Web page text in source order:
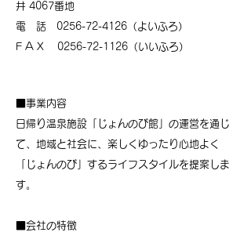
井 4067番地
電 話 0256-72-4126 （よいふろ）
F A X 0256-72-1126 （いいふろ）
■事業内容
日帰り温泉施設「じょんのび館」の運営を通じ
て、地域と社会に、楽しくゆったり心地よく
「じょんのび」するライフスタイルを提案しま
す。
■会社の特徴